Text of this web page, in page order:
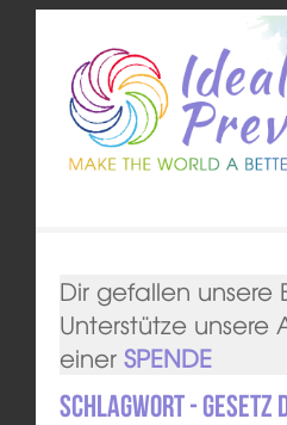
Dir gefallen unsere
Unterstütze
einer SPENDE
Schlagwort - Gesetz